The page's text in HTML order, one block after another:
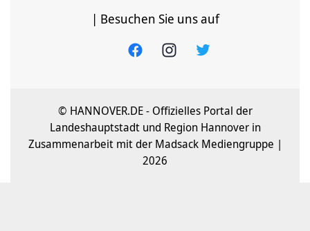
| Besuchen Sie uns auf
© HANNOVER.DE - Offizielles Portal der
Landeshauptstadt und Region Hannover in
Zusammenarbeit mit der Madsack Mediengruppe |
2026